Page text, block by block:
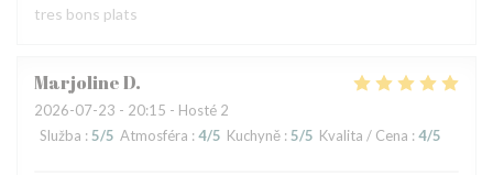
tres bons plats
MarjolineD
2026-07-23 - 20:15 - Hosté 2
Služba : 5/5 Atmosféra : 4/5 Kuchyně : 5/5 Kvalita / Cena : 4/5